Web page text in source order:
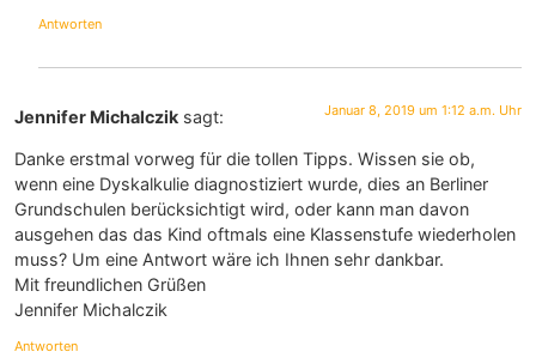
Antworten
Jennifer Michalczik sagt: Januar 8, 2019 um 1:12 a.m. Uhr
Danke erstmal vorweg für die tollen Tipps. Wissen sie ob,
wenn eine Dyskalkulie diagnostiziert wurde, dies an Berliner
Grundschulen berücksichtigt wird, oder kann man davon
ausgehen das das Kind oftmals eine Klassenstufe wiederholen
muss? Um eine Antwort wäre ich Ihnen sehr dankbar.
Mit freundlichen Grüßen
Jennifer Michalczik
Antworten